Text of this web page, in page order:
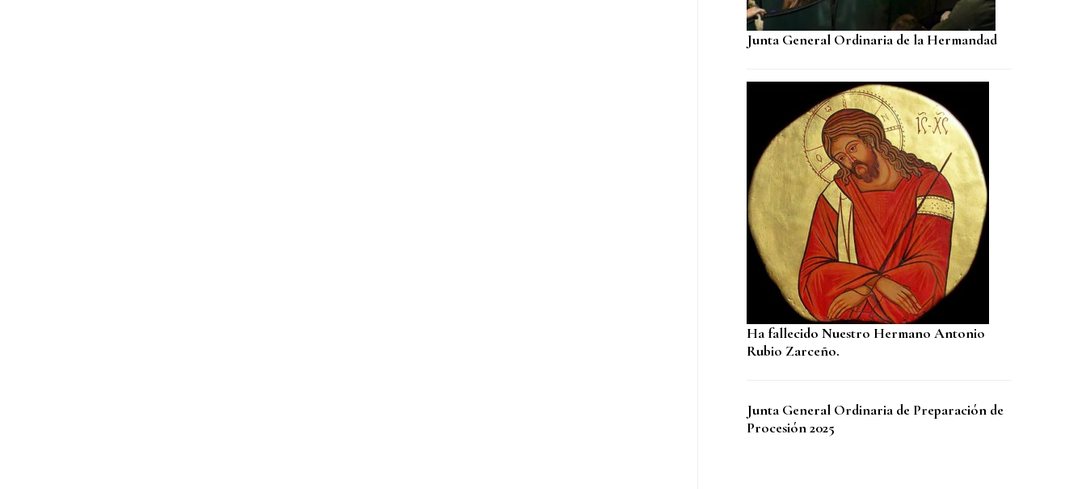
Junta General Ordinaria de la Hermandad
Ha fallecido Nuestro Hermano Antonio
Rubio Zarceño.
Junta General Ordinaria de Preparación de
Procesión 2025